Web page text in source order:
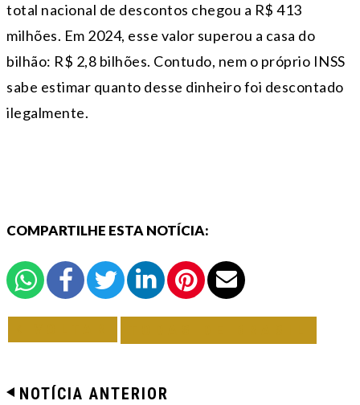
total nacional de descontos chegou a R$ 413
milhões. Em 2024, esse valor superou a casa do
bilhão: R$ 2,8 bilhões. Contudo, nem o próprio INSS
sabe estimar quanto desse dinheiro foi descontado
ilegalmente.
COMPARTILHE ESTA NOTÍCIA:
NOTÍCIA ANTERIOR